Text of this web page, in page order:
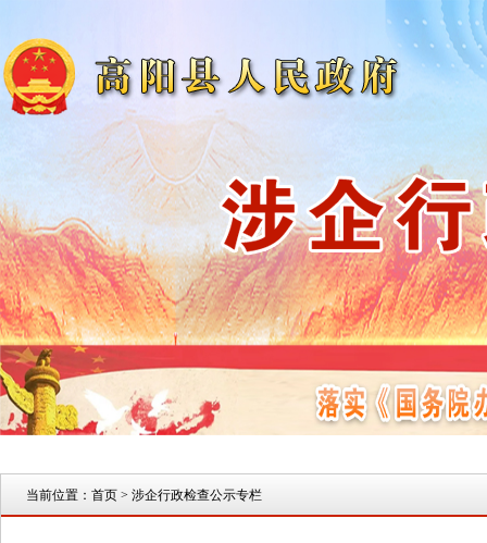
当前位置： 首页 > 涉企行政检查公示专栏